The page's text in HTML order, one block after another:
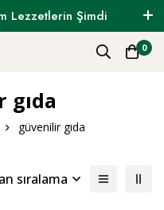
Lezzetlerin Şimdi
0
güvenilir gıda
sıralama